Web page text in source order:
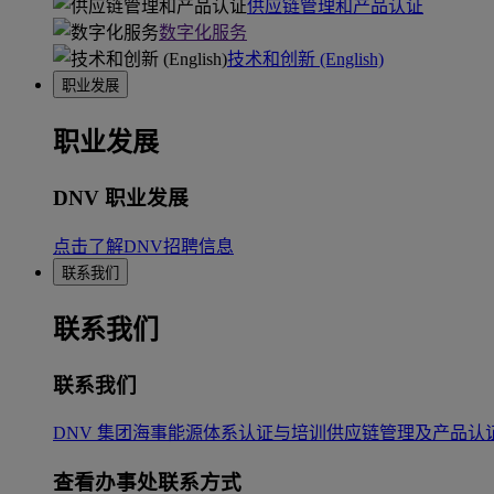
供应链管理和产品认证
数字化服务
技术和创新 (English)
职业发展
职业发展
DNV 职业发展
点击了解DNV招聘信息
联系我们
联系我们
联系我们
DNV 集团 海事能源体系认证与培训 供应链管理及产品认
查看办事处联系方式